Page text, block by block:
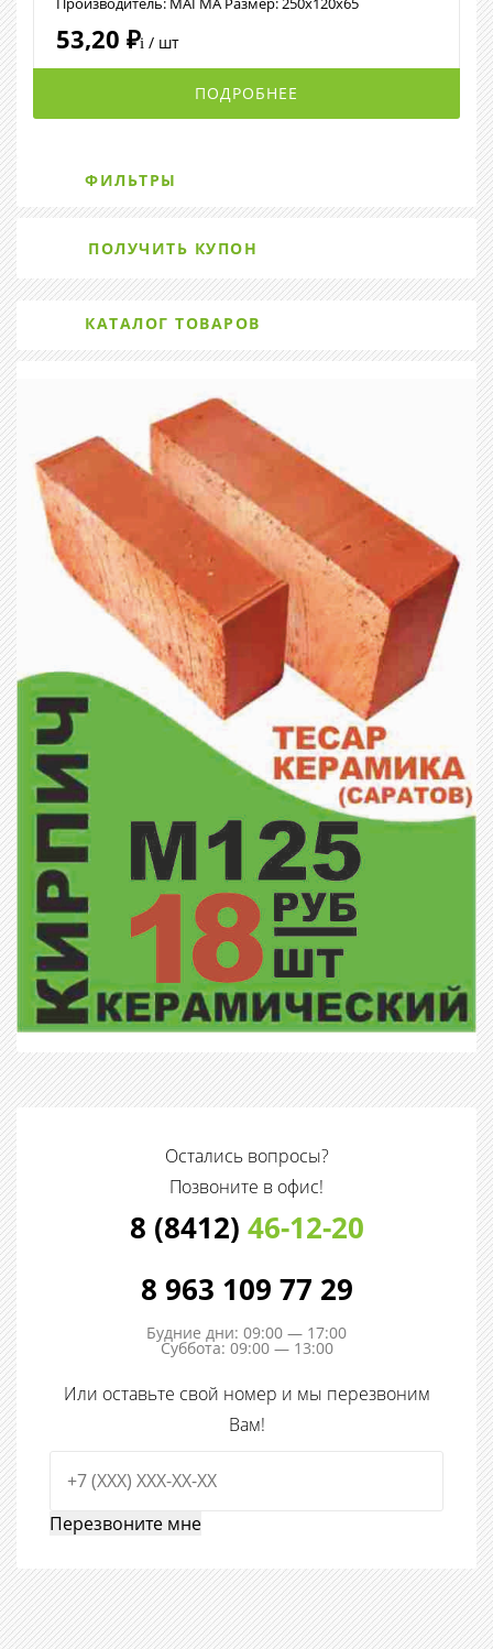
53,20 ₽i / шт
ПОДРОБНЕЕ
ФИЛЬТРЫ
ПОЛУЧИТЬ КУПОН
КАТАЛОГ ТОВАРОВ
Остались вопросы?
Позвоните в офис!
8 (8412) 46-12-20
8 963 109 77 29
Будние дни: 09:00 — 17:00
Суббота: 09:00 — 13:00
Или оставьте свой номер и мы перезвоним
Вам!